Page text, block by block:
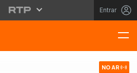
Entrar
NO AR